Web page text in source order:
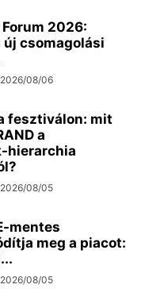
Forum 2026:
új csomagolási
2026/08/06
fesztiválon: mit
a
hierarchia
2026/08/05
mentes
meg a piacot:
2026/08/05